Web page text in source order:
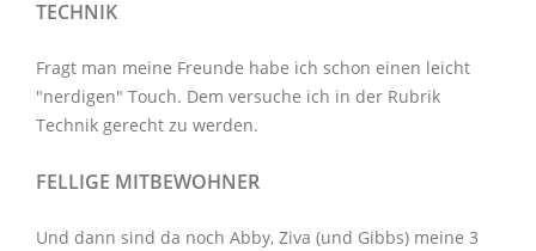
TECHNIK
Fragt man meine Freunde habe ich schon einen leicht
"nerdigen" Touch. Dem versuche ich in der Rubrik
Technik gerecht zu werden.
FELLIGE MITBEWOHNER
Und dann sind da noch Abby, Ziva (und Gibbs) meine 3